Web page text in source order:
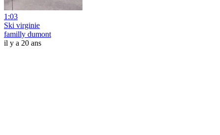
1:03
Ski virginie
familly dumont
il y a 20 ans